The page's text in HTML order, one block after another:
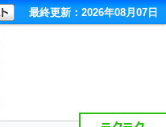
最終更新：2026年08月07日